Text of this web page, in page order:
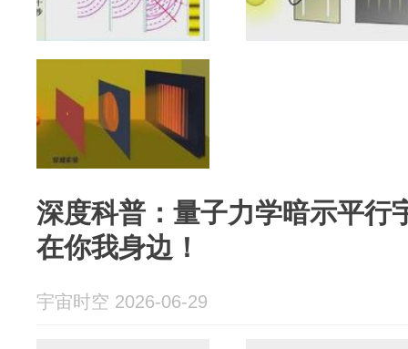
深度科普：量子力学暗示平行
在你我身边！
宇宙时空 2026-06-29